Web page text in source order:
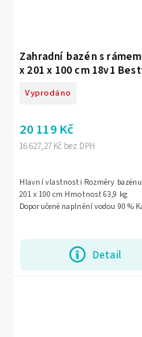
Zahradní bazén s
x 201 x 100 cm 18v1
Vyprodáno
16 627,27 Kč bez DPH
20 119 Kč
Detail
Hlavní vlastnosti Rozměry bazénu 404 x
201 x 100 cm Hmotnost 63,9 kg
Doporučené naplnění vodou 90 %